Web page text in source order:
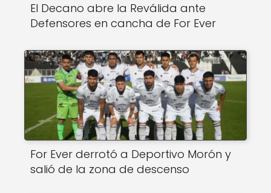
El Decano abre la Reválida ante
Defensores en cancha de For Ever
For Ever derrotó a Deportivo Morón y
salió de la zona de descenso